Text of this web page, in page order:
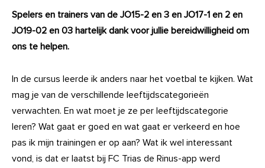
Spelers en trainers van de JO15-2 en 3 en JO17-1 en 2 en
JO19-02 en 03 hartelijk dank voor jullie bereidwilligheid om
ons te helpen.
In de cursus leerde ik anders naar het voetbal te kijken. Wat
mag je van de verschillende leeftijdscategorieën
verwachten. En wat moet je ze per leeftijdscategorie
leren? Wat gaat er goed en wat gaat er verkeerd en hoe
pas ik mijn trainingen er op aan? Wat ik wel interessant
vond, is dat er laatst bij FC Trias de Rinus-app werd